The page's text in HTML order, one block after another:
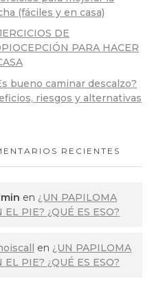
(fáciles y en casa)
DE
PARA HACER
bueno caminar descalzo?
riesgos y alternativas
RECIENTES
en ¿UN PAPILOMA
EL PIE? ¿QUÉ ES ESO?
en ¿UN PAPILOMA
EL PIE? ¿QUÉ ES ESO?